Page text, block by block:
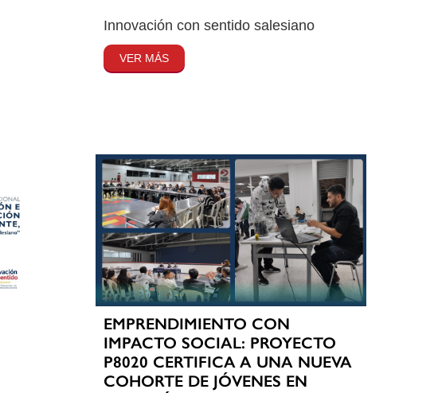
Innovación con sentido salesiano
VER MÁS
EMPRENDIMIENTO CON
IMPACTO SOCIAL: PROYECTO
P8020 CERTIFICA A UNA NUEVA
COHORTE DE JÓVENES EN